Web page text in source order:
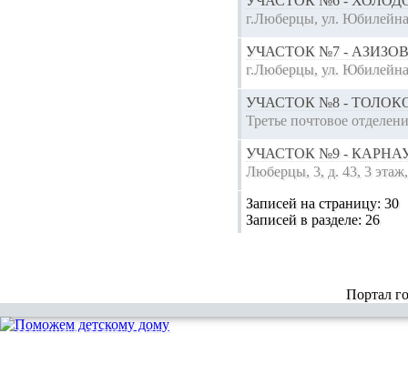
г.Люберцы, ул.
УЧАСТОК №7 -
г.Люберцы, ул.
УЧАСТОК №8 -
Третье почтовое
УЧАСТОК №9 -
Люберцы, 3, д. 43, 3
Записей на страницу: 30
Записей в разделе: 26
Портал